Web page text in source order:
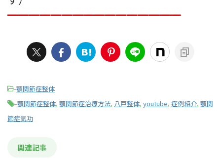
━━━━━━━━━━━━━━━━
-顎関節症整体
-顎関節症整体, 顎関節症治療方法, 八戸整体, youtube, 症例紹介, 顎関
節症気功
関連記事